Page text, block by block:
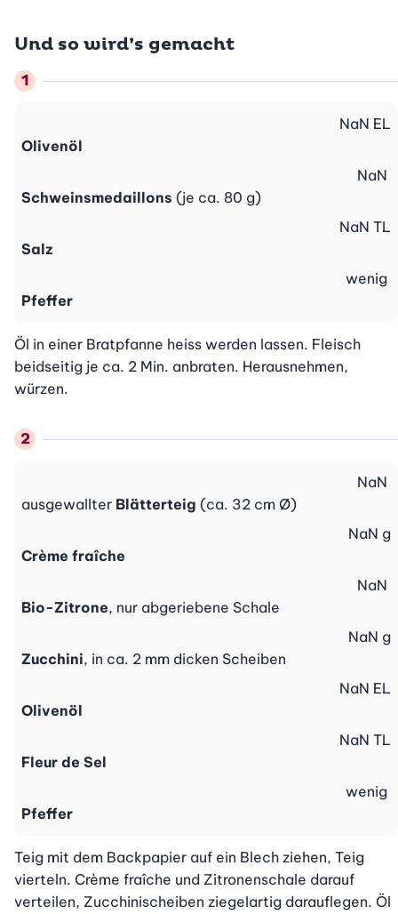
Und so wird’s gemacht
Olivenöl
NaN EL
Schweinsmedaillons (je ca. 80 g)
NaN
Salz
NaN TL
Pfeffer
wenig
Öl in einer Bratpfanne heiss werden lassen. Fleisch
beidseitig je ca. 2 Min. anbraten. Herausnehmen,
würzen.
ausgewallter Blätterteig (ca. 32 cm Ø)
NaN
Crème fraîche
NaN g
Bio-Zitrone, nur abgeriebene Schale
NaN
Zucchini, in ca. 2 mm dicken Scheiben
NaN g
Olivenöl
NaN EL
Fleur de Sel
NaN TL
Pfeffer
wenig
Teig mit dem Backpapier auf ein Blech ziehen, Teig
vierteln. Crème fraîche und Zitronenschale darauf
verteilen, Zucchinischeiben ziegelartig darauflegen. Öl